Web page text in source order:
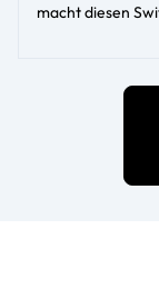
macht diesen